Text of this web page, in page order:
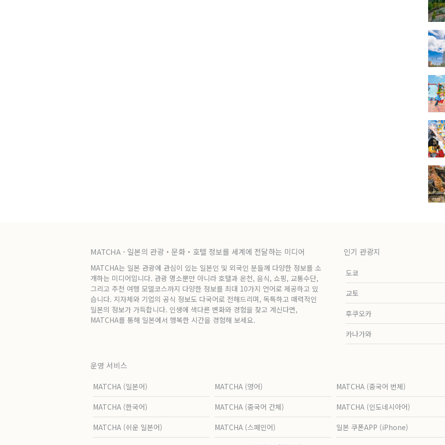
MATCHA - 일본의 관광・문화・호텔 정보를 세계에 전달하는 미디어
MATCHA는 일본 관광에 관심이 있는 일본인 및 외국인 분들께 다양한 정보를 소
개하는 미디어입니다. 관광 명소뿐만 아니라 호텔과 온천, 음식, 쇼핑, 교통수단,
그리고 추천 여행 모델코스까지 다양한 정보를 최대 10가지 언어로 제공하고 있
습니다. 지자체와 기업의 공식 정보도 다국어로 전해드리며, 독특하고 매력적인
일본의 정보가 가득합니다. 인생에 색다른 변화와 경험을 찾고 계신다면,
MATCHA를 통해 일본에서 행복한 시간을 경험해 보세요.
인기 관광지
도쿄
교토
후쿠오카
카나가와
운영 서비스
MATCHA (일본어) MATCHA (영어) MATCHA (중국어 번체)
MATCHA (한국어) MATCHA (중국어 간체) MATCHA (인도네시아어)
MATCHA (쉬운 일본어) MATCHA (스페인어) 일본 쿠폰APP (iPhone)